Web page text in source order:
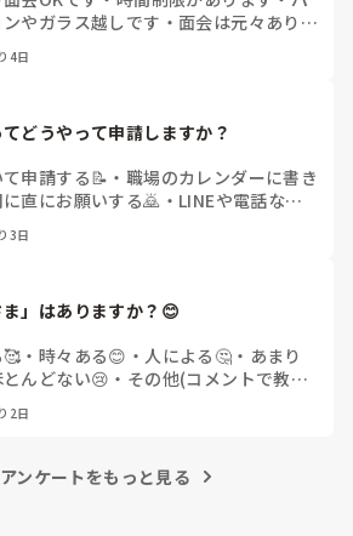
やガラス越しです ・ 面会は元々ありま
4日
どうやって申請しますか？
申請する📝 ・ 職場のカレンダーに書き
に直にお願いする🙇 ・ LINEや電話など
3日
ま」はありますか？😊
・ 時々ある😊 ・ 人による🤔 ・ あまり
とんどない😢 ・ その他(コメントで教え
2日
ンケートをもっと見る